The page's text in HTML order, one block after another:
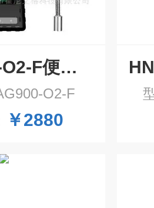
HNAG900-O2-F便携式氧气气体检测仪
O2-F
￥2880